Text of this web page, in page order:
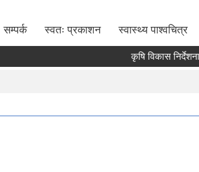
सम्पर्क स्वतः प्रकाशन स्वास्थ्य पाश्वचित्र
कृषि विकास